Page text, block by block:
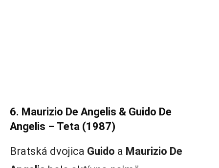
6. Maurizio De Angelis & Guido De
Angelis – Teta (1987)
Bratská dvojica Guido a Maurizio De